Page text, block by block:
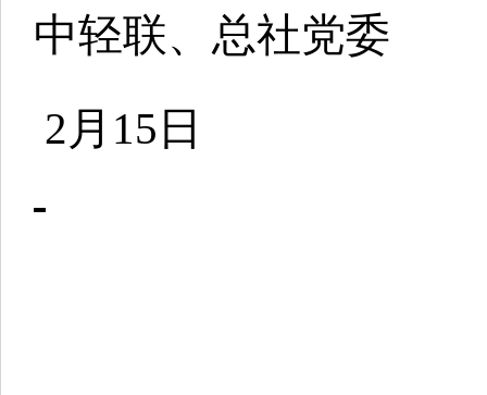
中轻联、总社党委
2 月 15 日